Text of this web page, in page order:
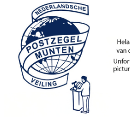
AGENDA
OVER ONS
Ons Team
80 jarig bestaan
CONTACT
ACCOUNT